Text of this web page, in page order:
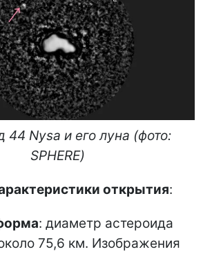
44 Nysa и его луна (фото:
SPHERE)
открытия:
: диаметр астероида
75,6 км. Изображения